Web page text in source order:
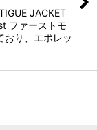
JACKET
ファーストモ
おり、エポレッ